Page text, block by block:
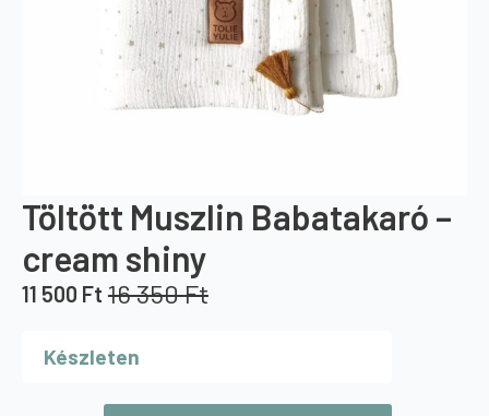
Töltött Muszlin Babatakaró –
cream shiny
16 350Ft
Original
was:
11 500 Ft
Current
Készleten